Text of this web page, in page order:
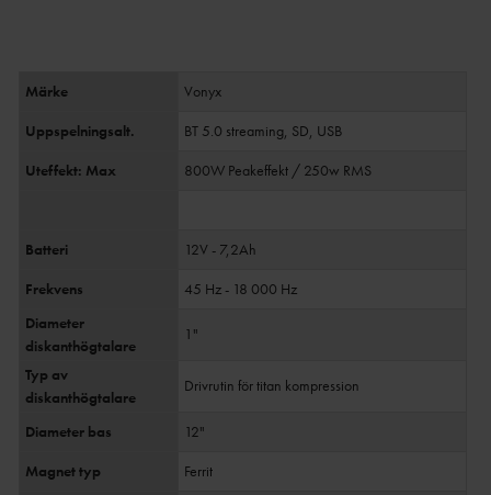
Märke
Vonyx
Uppspelningsalt.
BT 5.0 streaming, SD, USB
Uteffekt: Max
800W Peakeffekt / 250w RMS
Batteri
12V - 7,2Ah
Frekvens
45 Hz - 18 000 Hz
Diameter
diskanthögtalare
1"
Typ av
diskanthögtalare
Drivrutin för titan kompression
Diameter bas
12"
Magnet typ
Ferrit